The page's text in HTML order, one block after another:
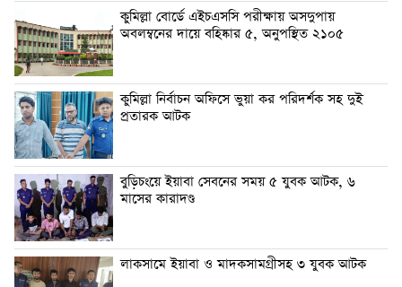
কুমিল্লা বোর্ডে এইচএসসি পরীক্ষায় অসদুপায়
অবলম্বনের দায়ে বহিষ্কার ৫, অনুপস্থিত ২১০৫
কুমিল্লা নির্বাচন অফিসে ভুয়া কর পরিদর্শক সহ দুই
প্রতারক আটক
বুড়িচংয়ে ইয়াবা সেবনের সময় ৫ যুবক আটক, ৬
মাসের কারাদণ্ড
লাকসামে ইয়াবা ও মাদকসামগ্রীসহ ৩ যুবক আটক